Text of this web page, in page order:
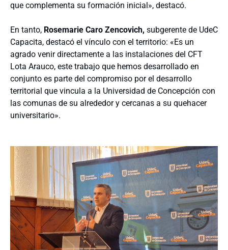
que complementa su formación inicial», destacó.
En tanto, Rosemarie Caro Zencovich, subgerente de UdeC
Capacita, destacó el vínculo con el territorio: «Es un
agrado venir directamente a las instalaciones del CFT
Lota Arauco, este trabajo que hemos desarrollado en
conjunto es parte del compromiso por el desarrollo
territorial que vincula a la Universidad de Concepción con
las comunas de su alrededor y cercanas a su quehacer
universitario».